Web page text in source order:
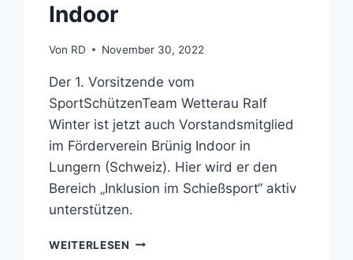
Indoor
Von RD November 30, 2022
Der 1. Vorsitzende vom
SportSchützenTeam Wetterau Ralf
Winter ist jetzt auch Vorstandsmitglied
im Förderverein Brünig Indoor in
Lungern (Schweiz). Hier wird er den
Bereich „Inklusion im Schießsport“ aktiv
unterstützen.
WEITERLESEN TEAM